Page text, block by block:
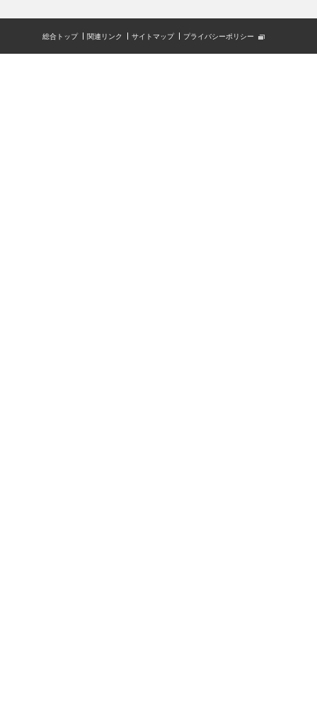
総合トップ 関連リンク サイトマップ プライバシーポリシー